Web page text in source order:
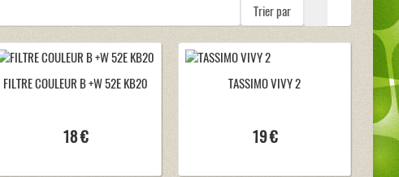
Trier par
FILTRE COULEUR B +W 52E KB20
18 €
TASSIMO VIVY 2
19 €